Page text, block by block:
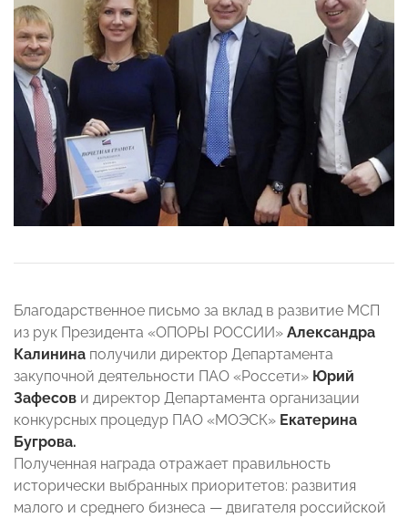
Благодарственное письмо за вклад в развитие МСП
из рук Президента «ОПОРЫ РОССИИ» Александра
Калинина получили директор Департамента
закупочной деятельности ПАО «Россети» Юрий
Зафесов и директор Департамента организации
конкурсных процедур ПАО «МОЭСК» Екатерина
Бугрова.
Полученная награда отражает правильность
исторически выбранных приоритетов: развития
малого и среднего бизнеса — двигателя российской